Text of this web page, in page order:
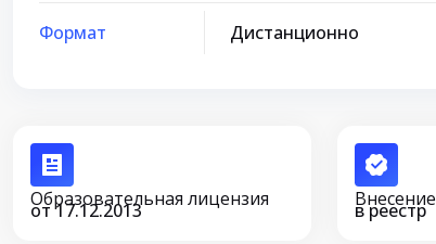
Формат Дистанционно
Образовательная лицензия
от 17.12.2013 Внесение
в реестр